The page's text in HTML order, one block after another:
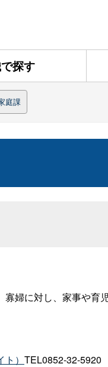
探す
庭課
婦に対し、家事や育
） TEL0852-32-5920